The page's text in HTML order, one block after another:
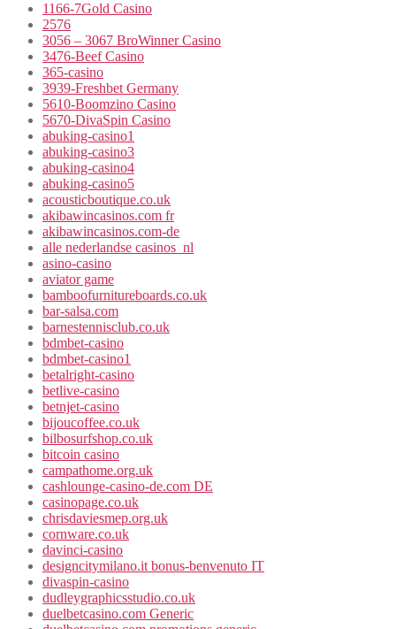
1166-7Gold Casino
2576
3056 – 3067 BroWinner Casino
3476-Beef Casino
365-casino
3939-Freshbet Germany
5610-Boomzino Casino
5670-DivaSpin Casino
abuking-casino1
abuking-casino3
abuking-casino4
abuking-casino5
acousticboutique.co.uk
akibawincasinos.com fr
akibawincasinos.com-de
alle nederlandse casinos_nl
asino-casino
aviator game
bamboofurnitureboards.co.uk
bar-salsa.com
barnestennisclub.co.uk
bdmbet-casino
bdmbet-casino1
betalright-casino
betlive-casino
betnjet-casino
bijoucoffee.co.uk
bilbosurfshop.co.uk
bitcoin casino
campathome.org.uk
cashlounge-casino-de.com DE
casinopage.co.uk
chrisdaviesmep.org.uk
cornware.co.uk
davinci-casino
designcitymilano.it bonus-benvenuto IT
divaspin-casino
dudleygraphicsstudio.co.uk
duelbetcasino.com Generic